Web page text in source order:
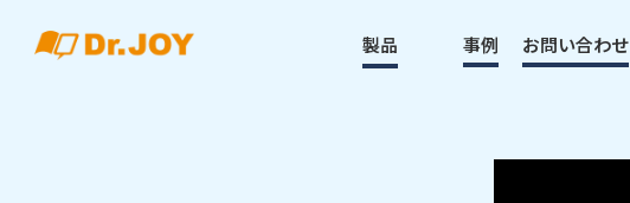
事例 お問い合わせ
製品